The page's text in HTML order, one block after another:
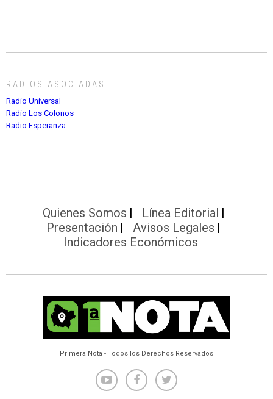
RADIOS ASOCIADAS
Radio Universal
Radio Los Colonos
Radio Esperanza
Quienes Somos
Línea Editorial
Presentación
Avisos Legales
Indicadores Económicos
Primera Nota - Todos los Derechos Reservados